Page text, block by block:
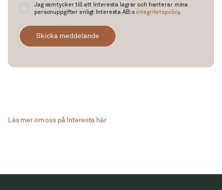
Jag samtycker till att Interesta lagrar och hanterar mina
personuppgifter enligt Interesta AB:s integritetspolicy.
Skicka meddelande
Läs mer om oss på Interesta här